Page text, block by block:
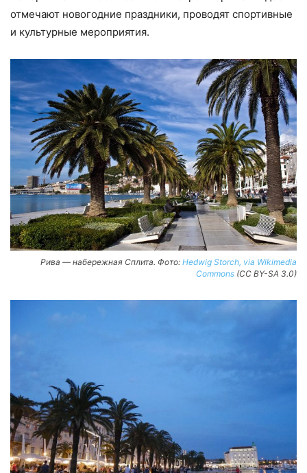
отмечают новогодние праздники, проводят спортивные
и культурные мероприятия.
Рива — набережная Сплита. Фото: Hedwig Storch, via Wikimedia
Commons (CC BY-SA 3.0)